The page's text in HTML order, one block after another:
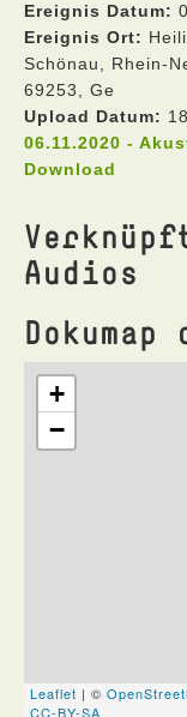
Ereignis Datum:
Ereignis Ort:
Schönau, Rhein-
69253, Ge
Upload Datum:
06.11.2020 -
Download
Audios